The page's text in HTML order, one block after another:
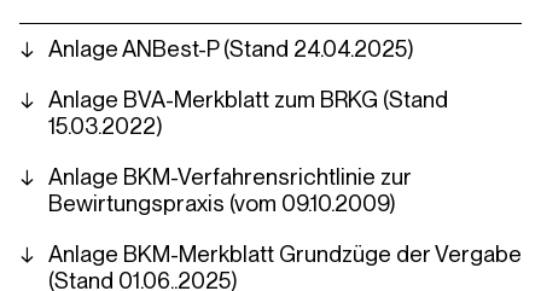
Anlage ANBest-P (Stand 24.04.2025)
Anlage BVA-Merkblatt zum BRKG (Stand
15.03.2022)
Anlage BKM-Verfahrensrichtlinie zur
Bewirtungspraxis (vom 09.10.2009)
Anlage BKM-Merkblatt Grundzüge der Vergabe
(Stand 01.06..2025)